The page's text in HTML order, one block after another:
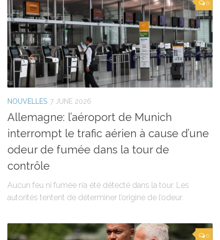
0
NOUVELLES 7 JUNE 2026
Allemagne: l’aéroport de Munich
interrompt le trafic aérien à cause d’une
odeur de fumée dans la tour de
contrôle
Aucun feu ni fumée n’a été détecté dans la tour. Les
autorités tentent de déterminer l’origine de l’odeur.
0